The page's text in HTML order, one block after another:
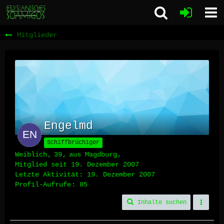
Mitglieder
Engelmd
Schiffbrüchiger
Weiblich 39
aus Magdburg
Mitglied seit 19. Dezember 2007
Letzte Aktivität: 19. Dezember 2007
Profil-Aufrufe
85
Inhalte suchen